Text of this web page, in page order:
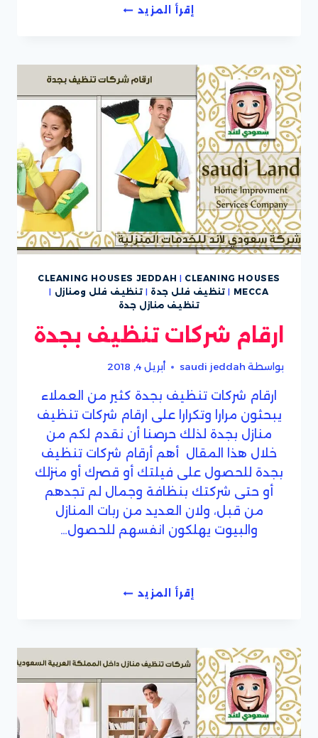
إقرأ المزيدشركة
بالمملكة
العربية
السعودية
CLEANING HOUSES JEDDAH | CLEANING HOUSES
MECCA
| تنظيف فلل جدة | تنظيف فلل ومنازل |
تنظيف منازل جدة
ارقام شركات تنظيف بجدة
بواسطة saudi jeddah أبريل 4, 2018
ارقام شركات تنظيف بجدة كثير من العملاء
يبحثون مرارا وتكرارا على ارقام شركات تنظيف
منازل بجدة لذلك حرصنا أن نقدم لكم من
خلال هذا المقال أهم أرقام شركات تنظيف
بجدة للحصول على فيلتك أو قصرك أو منزلك
أو حتى شركتك بنظافة وجمال لم تجدهم
من قبل، ولان العديد من ربات المنازل
والبيوت يهلكون انفسهم للحصول…
إقرأ المزيدارقام